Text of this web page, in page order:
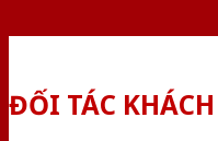
ĐỐI TÁC